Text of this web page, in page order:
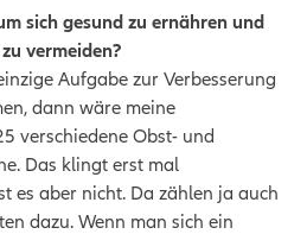
sich gesund zu ernähren und
vermeiden?
Aufgabe zur Verbesserung
dann wäre meine
verschiedene Obst- und
Das klingt erst mal
es aber nicht. Da zählen ja auch
dazu. Wenn man sich ein